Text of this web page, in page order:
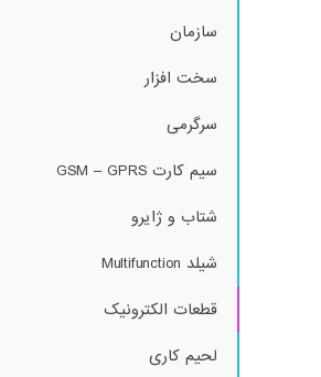
سازمان
سخت افزار
سرگرمی
سیم کارت GSM – GPRS
شتاب و ژایرو
شیلد Multifunction
قطعات الکترونیک
لحیم کاری